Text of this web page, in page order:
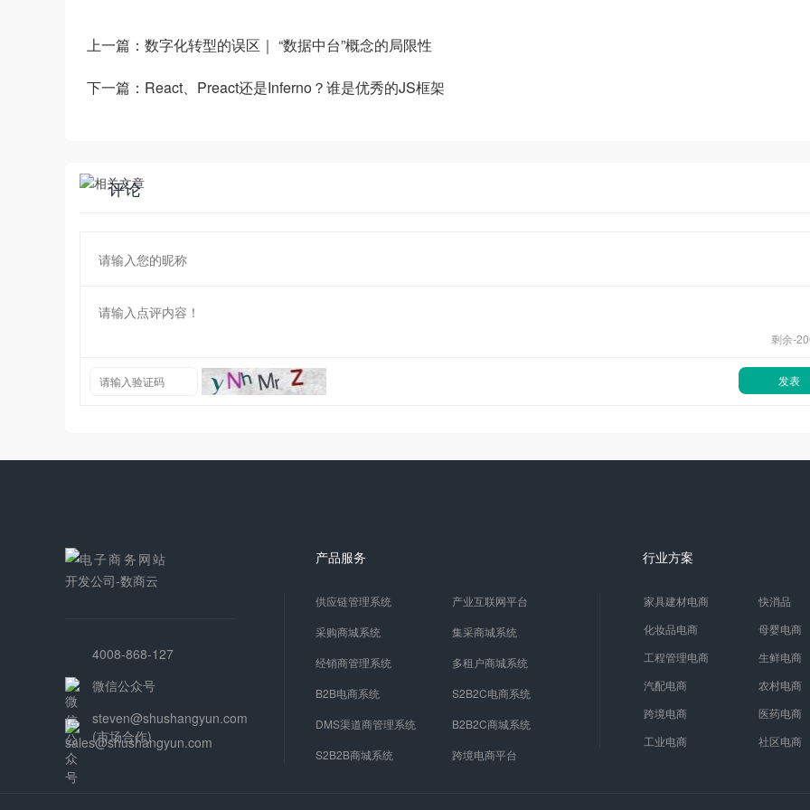
上一篇： 数字化转型的误区｜ “数据中台”概念的局限性
下一篇： React、Preact还是Inferno？谁是优秀的JS框架
评论
剩余-
发表
4008-868-127
微信公众号
steven@shushangyun.com
(市场合作)
产品服务
供应链管理系统
产业互联网平台
采购商城系统
集采商城系统
经销商管理系统
多租户商城系统
B2B电商系统
S2B2C电商系统
DMS渠道商管理系统
B2B2C商城系统
S2B2B商城系统
跨境电商平台
行业方案
家具建材电商
快消品
化妆品电商
母婴电商
工程管理电商
生鲜电商
汽配电商
农村电商
跨境电商
医药电商
工业电商
社区电商